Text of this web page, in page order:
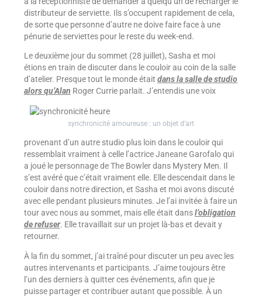
distributeur de serviette. Ils s’occupent rapidement de cela,
de sorte que personne d’autre ne doive faire face à une
pénurie de serviettes pour le reste du week-end.
Le deuxième jour du sommet (28 juillet), Sasha et moi
étions en train de discuter dans le couloir au coin de la salle
d’atelier. Presque tout le monde était dans la salle de studio
alors qu’Alan Roger Currie parlait. J’entendis une voix
synchronicité amoureuse : un objet d’art
provenant d’un autre studio plus loin dans le couloir qui
ressemblait vraiment à celle l’actrice Janeane Garofalo qui
a joué le personnage de The Bowler dans Mystery Men. Il
s’est avéré que c’était vraiment elle. Elle descendait dans le
couloir dans notre direction, et Sasha et moi avons discuté
avec elle pendant plusieurs minutes. Je l’ai invitée à faire un
tour avec nous au sommet, mais elle était dansl’obligation
de refuser. Elle travaillait sur un projet là-bas et devait y
retourner.
À la fin du sommet, j’ai traîné pour discuter un peu avec les
autres intervenants et participants. J’aime toujours être
l’un des derniers à quitter ces événements, afin que je
puisse partager et contribuer autant que possible. À un